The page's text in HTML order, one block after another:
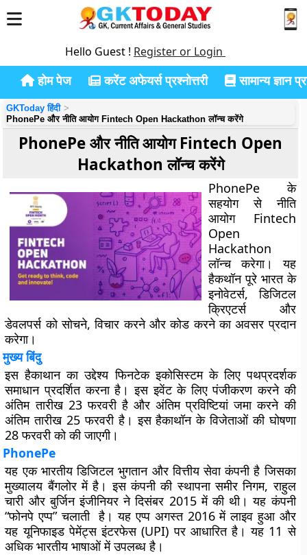
Hello Guest ! Register or Login
होम पेज करेंट अफेयर्स प्रश्नोत्तरी सामान्य ज्ञान
GKToday हिंदी
PhonePe और नीति आयोग Fintech Open Hackathon लॉन्च करेंगे
PhonePe और नीति आयोग Fintech Open
Hackathon लॉन्च करेंगे
PhonePe के
सहयोग से नीति
आयोग Fintech
Open
Hackathon
लॉन्च करेगा। यह
हैकथॉन पूरे भारत के
इनोवेटर्स, डिजिटल
क्रिएटर्स और
डेवलपर्स को सोचने, विचार करने और कोड करने का अवसर प्रदान
करेगा।
मुख्य बिंदु
इस हैकाथान का उद्देश्य फिनटेक इकोसिस्टम के लिए पथप्रदर्शक
समाधान प्रदर्शित करना है। इस इवेंट के लिए पंजीकरण करने की
अंतिम तारीख 23 फरवरी है और अंतिम प्रविष्टियां जमा करने की
अंतिम तारीख 25 फरवरी है। इस हैकाथॉन के विजेताओं की घोषणा
28 फरवरी को की जाएगी।
PhonePe
यह एक भारतीय डिजिटल भुगतान और वित्तीय सेवा कंपनी है जिसका
मुख्यालय बैंगलोर में है। इस कंपनी की स्थापना समीर निगम, राहुल
चारी और बुर्जिन इंजीनियर ने दिसंबर 2015 में की थी। यह कंपनी
“फोनपे एप्प” चलाती है। यह एप्प अगस्त 2016 में लाइव हुआ और
यह यूनिफाइड पेमेंट्स इंटरफेस (UPI) पर आधारित है। यह 11 से
अधिक भारतीय भाषाओं में उपलब्ध है।